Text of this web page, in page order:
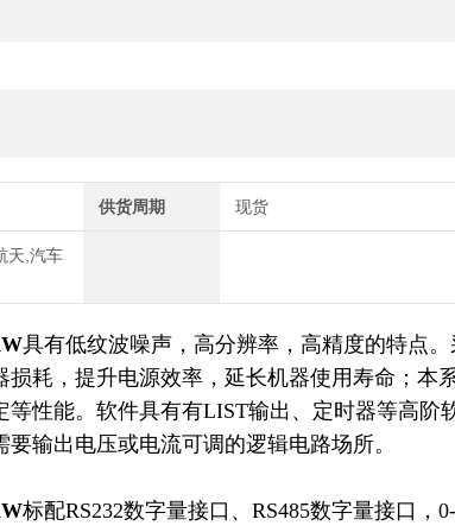
供货周期 现货
天,汽车
具有低纹波噪声，高分辨率，高精度的特点
耗，提升电源效率，延长机器使用寿命；本
性能。软件具有有LIST输出、定时器等高阶
输出电压或电流可调的逻辑电路场所。
标配RS232数字量接口、RS485数字量接口，